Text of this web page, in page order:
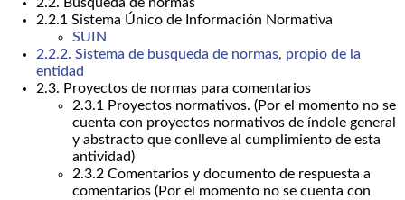
2.2. Búsqueda de normas
2.2.1 Sistema Único de Información Normativa
SUIN
2.2.2. Sistema de busqueda de normas, propio de la
entidad
2.3. Proyectos de normas para comentarios
2.3.1 Proyectos normativos. (Por el momento no se
cuenta con proyectos normativos de índole general
y abstracto que conlleve al cumplimiento de esta
antividad)
2.3.2 Comentarios y documento de respuesta a
comentarios (Por el momento no se cuenta con